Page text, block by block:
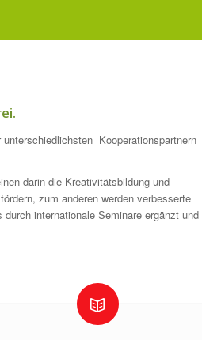
Kooperationspartnern
darin die Kreativitätsbildung und
zum anderen werden verbesserte
internationale Seminare ergänzt und